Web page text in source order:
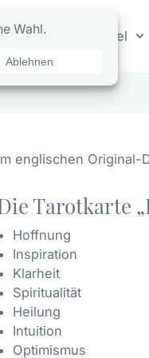
Orakel
englischen Original-
Tarotkarte
Hoffnung
Inspiration
Klarheit
Spiritualität
Heilung
Intuition
Optimismus